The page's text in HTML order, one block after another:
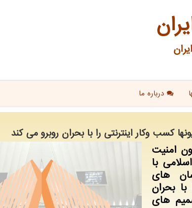
درباره ما
كسب وكار اینترنتی را با بحران روبرو می كند
امنیت
با
های
با بحران
های